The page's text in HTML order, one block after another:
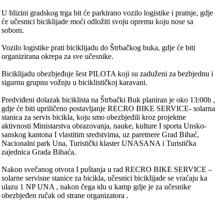
U blizini gradskog trga bit će parkirano vozilo logistike i pratnje, gdje
će učesnici biciklijade moći odložiti svoju opremu koju nose sa
sobom.
Vozilo logistike prati biciklijadu do Štrbačkog buka, gdje će biti
organizirana okrepa za sve učesnike.
Biciklijadu obezbjeđuje šest PILOTA koji su zaduženi za bezbjednu i
sigurnu grupnu vožnju u biciklističkoj karavani.
Predviđeni dolazak biciklista na Štrbački Buk planiran je oko 13:00h ,
gdje će biti upriličeno postavljanje RECRO BIKE SERVICE- solarna
stanica za servis bicikla, koju smo obezbjedili kroz projektne
aktivnosti Ministarstva obrazovanja, nauke, kulture I sporta Unsko-
sanskog kantona I vlastitim sredstvima, uz paretnere Grad Bihać,
Nacionalni park Una, Turistički klaster UNASANA i Turistička
zajednica Grada Bihaća.
Nakon svečanog otvora I puštanja u rad RECRO BIKE SERVICE –
solarne servisne stanice za bicikla, učesnici biciklijade se vraćaju ka
ulazu 1 NP UNA , nakon čega idu u kamp gdje je za učesnike
obezbjeđen ručak od strane organizatora .